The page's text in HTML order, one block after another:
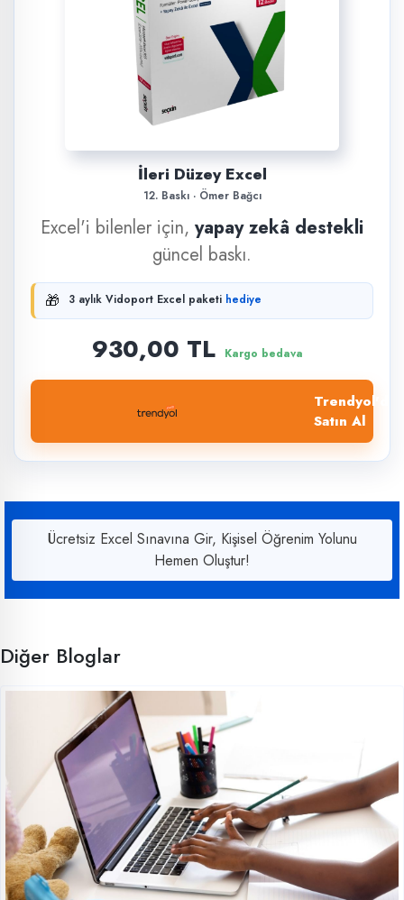
İleri Düzey Excel
12. Baskı · Ömer Bağcı
Excel'i bilenler için, yapay zekâ destekli
güncel baskı.
🎁 3 aylık Vidoport Excel paketi hediye
930,00 TL Kargo bedava
Trendyol'dan
Satın Al
Ücretsiz Excel Sınavına Gir, Kişisel Öğrenim Yolunu
Hemen Oluştur!
Diğer Bloglar